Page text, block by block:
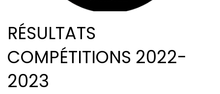
RÉSULTATS
COMPÉTITIONS 2022-
2023